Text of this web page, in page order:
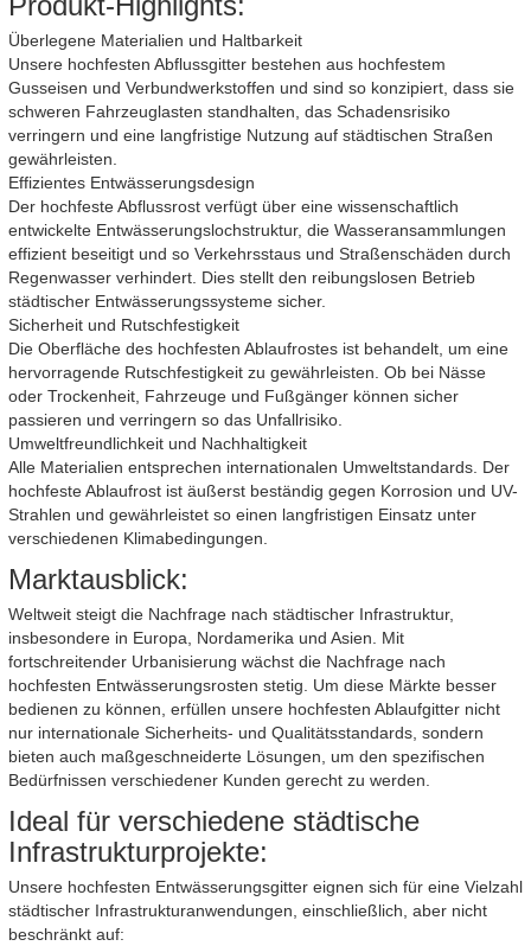
Überlegene Materialien und Haltbarkeit
Unsere hochfesten Abflussgitter bestehen aus hochfestem
Gusseisen und Verbundwerkstoffen und sind so konzipiert, dass sie
schweren Fahrzeuglasten standhalten, das Schadensrisiko
verringern und eine langfristige Nutzung auf städtischen Straßen
gewährleisten.
Effizientes Entwässerungsdesign
Der hochfeste Abflussrost verfügt über eine wissenschaftlich
entwickelte Entwässerungslochstruktur, die Wasseransammlungen
effizient beseitigt und so Verkehrsstaus und Straßenschäden durch
Regenwasser verhindert. Dies stellt den reibungslosen Betrieb
städtischer Entwässerungssysteme sicher.
Sicherheit und Rutschfestigkeit
Die Oberfläche des hochfesten Ablaufrostes ist behandelt, um eine
hervorragende Rutschfestigkeit zu gewährleisten. Ob bei Nässe
oder Trockenheit, Fahrzeuge und Fußgänger können sicher
passieren und verringern so das Unfallrisiko.
Umweltfreundlichkeit und Nachhaltigkeit
Alle Materialien entsprechen internationalen Umweltstandards. Der
hochfeste Ablaufrost ist äußerst beständig gegen Korrosion und UV-
Strahlen und gewährleistet so einen langfristigen Einsatz unter
verschiedenen Klimabedingungen.
Marktausblick:
Weltweit steigt die Nachfrage nach städtischer Infrastruktur,
insbesondere in Europa, Nordamerika und Asien. Mit
fortschreitender Urbanisierung wächst die Nachfrage nach
hochfesten Entwässerungsrosten stetig. Um diese Märkte besser
bedienen zu können, erfüllen unsere hochfesten Ablaufgitter nicht
nur internationale Sicherheits- und Qualitätsstandards, sondern
bieten auch maßgeschneiderte Lösungen, um den spezifischen
Bedürfnissen verschiedener Kunden gerecht zu werden.
Ideal für verschiedene städtische
Infrastrukturprojekte:
Unsere hochfesten Entwässerungsgitter eignen sich für eine Vielzahl
städtischer Infrastrukturanwendungen, einschließlich, aber nicht
beschränkt auf: